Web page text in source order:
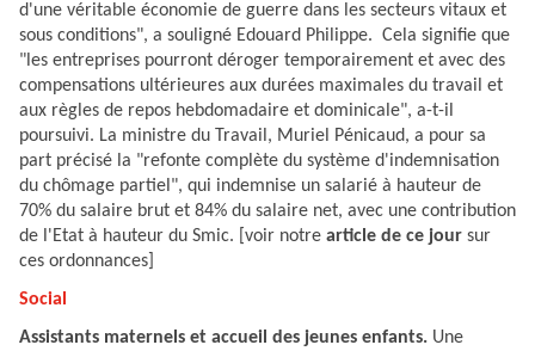
d'une véritable économie de guerre dans les secteurs vitaux et
sous conditions", a souligné Edouard Philippe. Cela signifie que
"les entreprises pourront déroger temporairement et avec des
compensations ultérieures aux durées maximales du travail et
aux règles de repos hebdomadaire et dominicale", a-t-il
poursuivi. La ministre du Travail, Muriel Pénicaud, a pour sa
part précisé la "refonte complète du système d'indemnisation
du chômage partiel", qui indemnise un salarié à hauteur de
70% du salaire brut et 84% du salaire net, avec une contribution
de l'Etat à hauteur du Smic. [voir notre article de ce jour sur
ces ordonnances]
Social
Assistants maternels et accueil des jeunes enfants. Une